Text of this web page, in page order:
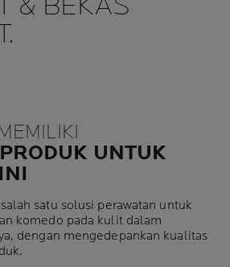
UNTUK
satu solusi perawatan untuk
komedo pada kulit dalam
dengan mengedepankan kualitas